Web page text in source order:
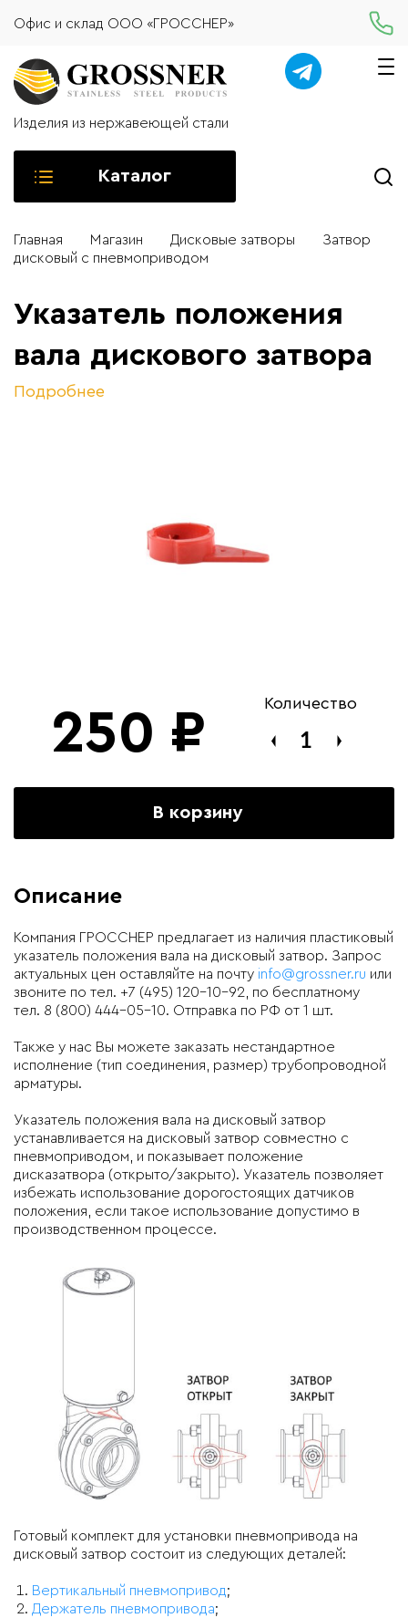
Офис и склад ООО «ГРОССНЕР»
Изделия из нержавеющей стали
Каталог
Главная Магазин Дисковые затворы
Затвор
дисковый с пневмоприводом
Указатель положения
вала дискового затвора
Подробнее
250 ₽
Количество
В корзину
Описание
Компания ГРОССНЕР предлагает из наличия пластиковый
указатель положения вала на дисковый затвор. Запрос
актуальных цен оставляйте на почту info@grossner.ru или
звоните по тел. +7 (495) 120-10-92, по бесплатному
тел. 8 (800) 444-05-10. Отправка по РФ от 1 шт.
Также у нас Вы можете заказать нестандартное
исполнение (тип соединения, размер) трубопроводной
арматуры.
Указатель положения вала на дисковый затвор
устанавливается на дисковый затвор совместно с
пневмоприводом, и показывает положение
дисказатвора (открыто/закрыто). Указатель позволяет
избежать использование дорогостоящих датчиков
положения, если такое использование допустимо в
производственном процессе.
Готовый комплект для установки пневмопривода на
дисковый затвор состоит из следующих деталей:
Вертикальный пневмопривод;
Держатель пневмопривода;